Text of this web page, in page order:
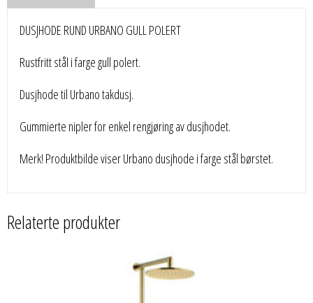
DUSJHODE RUND URBANO GULL POLERT
Rustfritt stål i farge gull polert.
Dusjhode til Urbano takdusj.
Gummierte nipler for enkel rengjøring av dusjhodet.
Merk! Produktbilde viser Urbano dusjhode i farge stål børstet.
Relaterte produkter